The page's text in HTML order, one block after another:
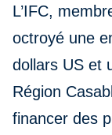
L’IFC,
octroyé une
dollars US et
Région
financer des